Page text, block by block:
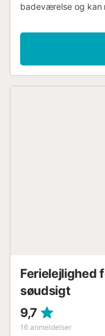
badeværelse og kan
en vaskemaskine.
private
terrasse. Der er en
en café ligger lige
Ferielejlighed
søudsigt
9,7
16 anmeldelser